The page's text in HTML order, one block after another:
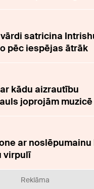
satricina
pēc iespējas ātrāk
kādu aizrautību
joprojām muzicē
ar
virpulī
Reklāma